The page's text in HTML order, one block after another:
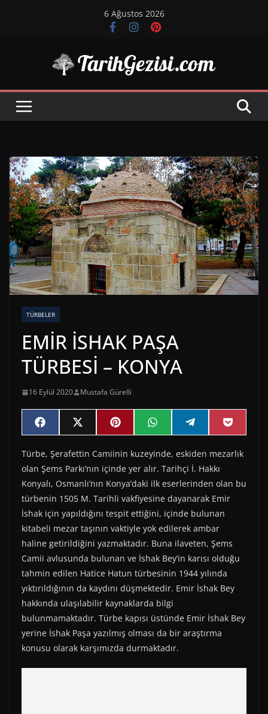
6 Ağustos 2026
TÜRBELER
EMİR İSHAK PAŞA
TÜRBESİ – KONYA
16 Eylül 2020 Mustafa Gürelli
Share
on
F
a
e
b
o
o
k
Share
on
X
(
w
i
t
t
e
r
)
Share
on
P
i
t
e
r
e
s
t
Share
on
W
h
t
s
A
p
p
Share
on
e
e
g
r
a
m
Share
on
P
o
k
Türbe, Şerafettin Camiinin kuzeyinde, eskiden mezarlık
olan Şems Parkı’nın içinde yer alır. Tarihçi İ. Hakkı
Konyalı, Osmanlı’nın Konya’daki ilk eserlerinden olan bu
türbenin 1505 M. Tarihli vakfiyesine dayanarak Emir
İshak için yapıldığını tespit ettiğini, içinde bulunan
kitabeli mezar taşının vaktiyle yok edilerek ambar
haline getirildiğini yazmaktadır. Buna ilaveten, Şems
Camii avlusunda bulunan ve İshak Bey’in karısı olduğu
tahmin edilen Hatice Hatun türbesinin 1944 yılında
yıktırıldığının da kaydını düşmektedir. Emir İshak Bey
hakkında ulaşılabilir kaynaklarda bilgi
bulunmamaktadır. Türbe kapısı üstünde Emir İshak Bey
yerine İshak Paşa yazılmış olması da bir araştırma
konusu olarak karşımızda durmaktadır.